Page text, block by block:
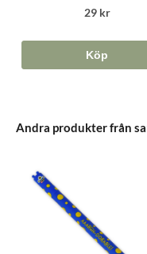
29 kr
Köp
Andra produkter från